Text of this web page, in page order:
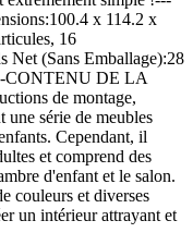
x 114.2 x
16
Net (Sans Emballage):28
CONTENU DE LA
de montage,
série de meubles
Cependant, il
et comprend des
d'enfant et le salon.
couleurs et diverses
un intérieur attrayant et